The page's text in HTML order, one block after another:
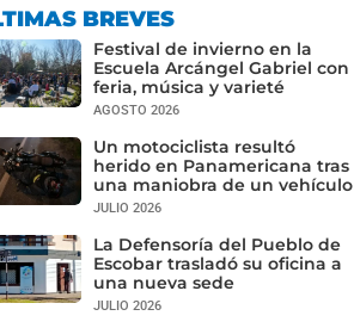
BREVES
Festival de invierno en la
Escuela Arcángel Gabriel con
feria, música y varieté
AGOSTO 2026
Un motociclista resultó
herido en Panamericana tras
una maniobra de un vehículo
JULIO 2026
La Defensoría del Pueblo de
Escobar trasladó su oficina a
una nueva sede
JULIO 2026